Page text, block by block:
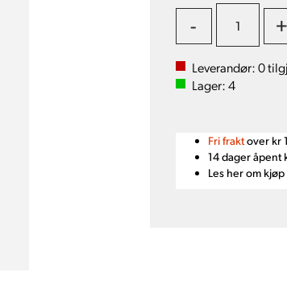
- +
Leverandør:0
Lager:4
Fri fraktover kr
14 dager åpent
Les her om